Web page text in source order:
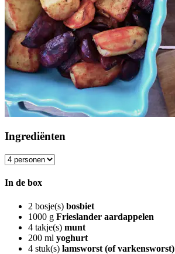
Ingrediënten
In de box
2 bosje(s) bosbiet
1000 g Frieslander aardappelen
4 takje(s) munt
200 ml yoghurt
4 stuk(s) lamsworst (of varkensworst)